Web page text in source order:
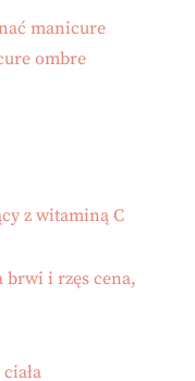
manicure
ombre
z witaminą C
brwi i rzęs cena,